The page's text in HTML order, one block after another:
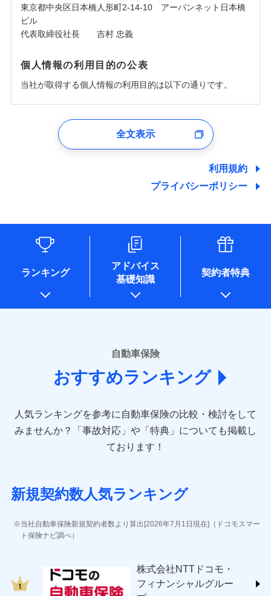
東京都中央区日本橋人形町2-14-10 アーバンネット日本橋
ビル
代表取締役社長 吉村 忠義
個人情報の利用目的の公表
当社が取得する個人情報の利用目的は以下の通りです。
ユーザー登録受付および、管理のため
しくは委託を受けている保険会社・提携会社の保険その他に
関する情報を提供し、金融商品等の契約を勧奨するため、ま
た維持管理等の委託業務遂行のため、またそれらに付帯、関
情報を取引のある他の保険会社の商品・サービスをご提案す
るために利用させていただくことがあります。）
各種セミナーの開催のため
コンサルティングサービスの実施のため
アンケートやキャンペーン等の実施のため
上記に係る案内・手続き・管理等付帯業務を行うため
* 当社が委託を受けている保険会社の情報は、保険会社のホ
ームページに掲載しておりますので、ご確認ください。
あいおいニッセイ同和損害保険株式会社
(https://www.aioinissaydowa.co.jp/)
アクサ損害保険株式会社 (https://www.axa-
direct.co.jp/)
sompo.co.jp/)
東京海上ダイレクト損害保険株式会社 (https://www.e-
AIG損害保険株式会社 (https://www.aig.co.jp/sonpo)
ジェイアイ傷害火災保険株式会社
ソニー損害保険株式会社
(https://www.sonysonpo.co.jp/)
ＳＯＭＰＯダイレクト損害保険株式会社
(https://www.sompo-direct.co.jp/)
全文表示
利用規約
プライバシーポリシー
ランキング
アドバイス
基礎知識
契約者特典
自動車保険
おすすめランキング
人気ランキングを参考に自動車保険の比較・検討をして
みませんか？
「事故対応」や「特典」についても掲載し
ております！
新規契約数人気ランキング
当社自動車保険新規契約者数より算出[2026年7月1日現在]（ドコモスマー
ト保険ナビ調べ）
株式会社NTTドコモ・
フィナンシャルグルー